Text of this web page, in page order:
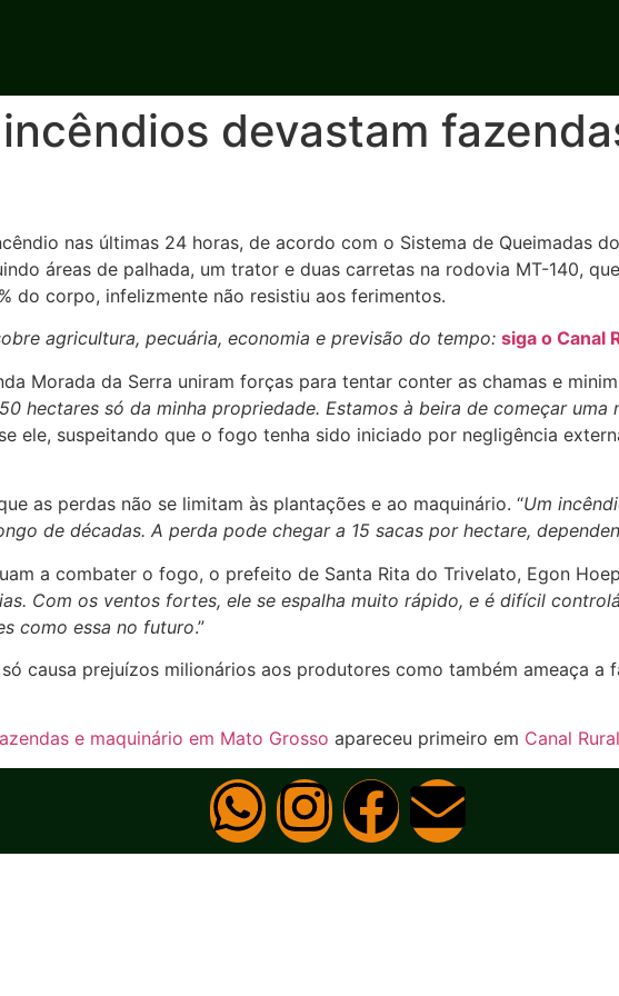
devastam
nas últimas 24 horas, de acordo com o Sistema de Queimadas
áreas de palhada, um trator e duas carretas na rodovia MT-140,
do corpo, infelizmente não resistiu aos ferimentos.
agricultura, pecuária, economia e previsão do tempo: siga o Canal
Morada da Serra uniram forças para tentar conter as chamas e
hectares só da minha propriedade. Estamos à beira de começar
ele, suspeitando que o fogo tenha sido iniciado por negligência
as perdas não se limitam às plantações e ao maquinário. “Um
de décadas. A perda pode chegar a 15 sacas por hectare,
a combater o fogo, o prefeito de Santa Rita do Trivelato, Egon
Com os ventos fortes, ele se espalha muito rápido, e é difícil
como essa no futuro.”
causa prejuízos milionários aos produtores como também ameaça
e maquinário em Mato Grosso apareceu primeiro em Canal Rural